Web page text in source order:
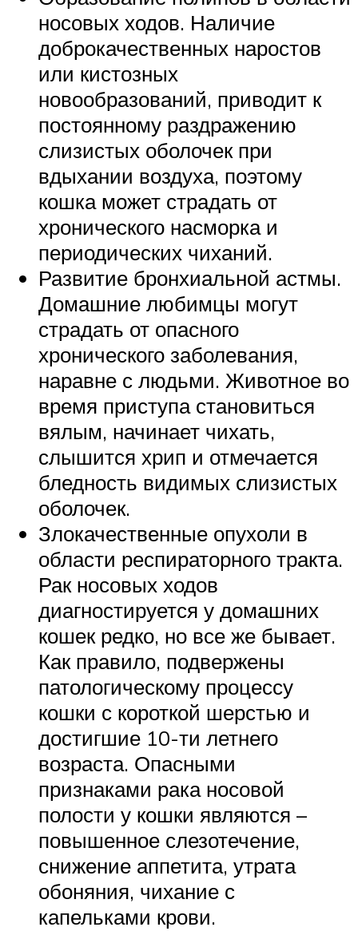
носовых ходов. Наличие
доброкачественных наростов
или кистозных
новообразований, приводит к
постоянному раздражению
слизистых оболочек при
вдыхании воздуха, поэтому
кошка может страдать от
хронического насморка и
периодических чиханий.
Развитие бронхиальной астмы.
Домашние любимцы могут
страдать от опасного
хронического заболевания,
наравне с людьми. Животное во
время приступа становиться
вялым, начинает чихать,
слышится хрип и отмечается
бледность видимых слизистых
оболочек.
Злокачественные опухоли в
области респираторного тракта.
Рак носовых ходов
диагностируется у домашних
кошек редко, но все же бывает.
Как правило, подвержены
патологическому процессу
кошки с короткой шерстью и
достигшие 10-ти летнего
возраста. Опасными
признаками рака носовой
полости у кошки являются –
повышенное слезотечение,
снижение аппетита, утрата
обоняния, чихание с
капельками крови.